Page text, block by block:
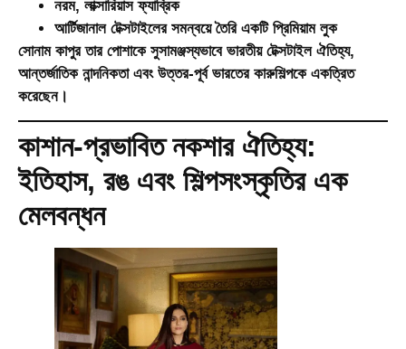
নরম, লাক্সারিয়াস ফ্যাব্রিক
আর্টিজানাল টেক্সটাইলের সমন্বয়ে তৈরি একটি প্রিমিয়াম লুক
সোনাম কাপুর তার পোশাকে সুসামঞ্জস্যভাবে ভারতীয় টেক্সটাইল ঐতিহ্য,
আন্তর্জাতিক নান্দনিকতা এবং উত্তর-পূর্ব ভারতের কারুশিল্পকে একত্রিত
করেছেন।
কাশান-প্রভাবিত নকশার ঐতিহ্য:
ইতিহাস, রঙ এবং শিল্পসংস্কৃতির এক
মেলবন্ধন